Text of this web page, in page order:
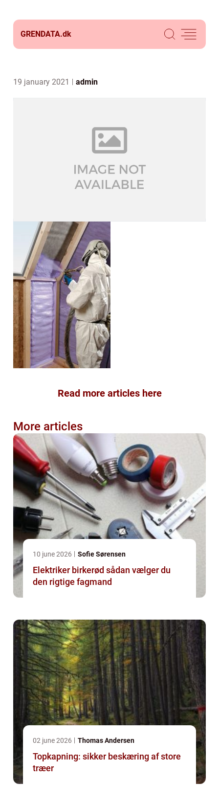
GRENDATA.dk
19 january 2021 admin
Read more articles here
More articles
10 june 2026 Sofie Sørensen
Elektriker birkerød sådan vælger du
den rigtige fagmand
02 june 2026 Thomas Andersen
Topkapning: sikker beskæring af store
træer